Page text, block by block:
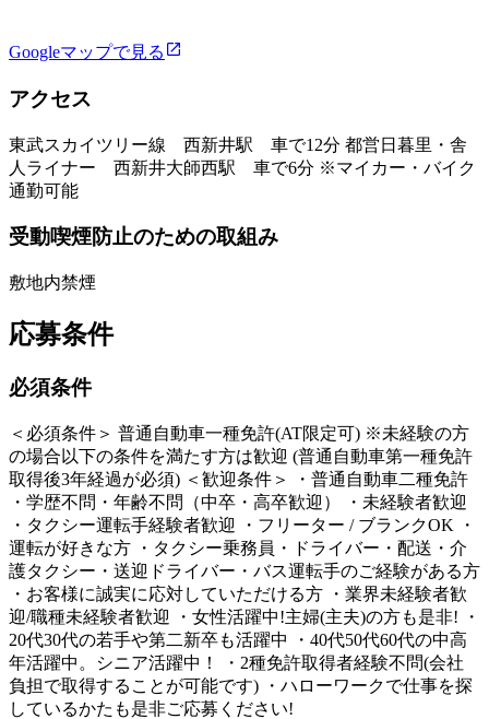
Googleマップで見る
アクセス
東武スカイツリー線 西新井駅 車で12分 都営日暮里・舎
人ライナー 西新井大師西駅 車で6分 ※マイカー・バイク
通勤可能
受動喫煙防止のための取組み
敷地内禁煙
応募条件
必須条件
＜必須条件＞ 普通自動車一種免許(AT限定可) ※未経験の方
の場合以下の条件を満たす方は歓迎 (普通自動車第一種免許
取得後3年経過が必須) ＜歓迎条件＞ ・普通自動車二種免許
・学歴不問・年齢不問（中卒・高卒歓迎） ・未経験者歓迎
・タクシー運転手経験者歓迎 ・フリーター / ブランクOK ・
運転が好きな方 ・タクシー乗務員・ドライバー・配送・介
護タクシー・送迎ドライバー・バス運転手のご経験がある方
・お客様に誠実に応対していただける方 ・業界未経験者歓
迎/職種未経験者歓迎 ・女性活躍中!主婦(主夫)の方も是非! ・
20代30代の若手や第二新卒も活躍中 ・40代50代60代の中高
年活躍中。シニア活躍中！ ・2種免許取得者経験不問(会社
負担で取得することが可能です) ・ハローワークで仕事を探
しているかたも是非ご応募ください!